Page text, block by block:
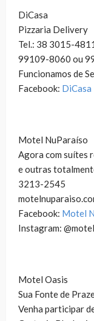
DiCasa
Pizzaria Delivery
Tel.: 38 3015-
99109-8060 ou
Funcionamos de
Facebook: DiCasa
Motel NuParaíso
Agora com suítes
e outras
3213-2545
Facebook: Motel
Instagram:
Motel Oasis
Sua Fonte de
Venha participar